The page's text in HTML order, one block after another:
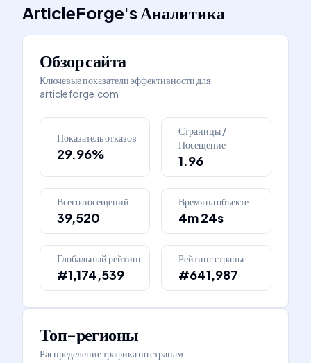
ArticleForge'sАналитика
Обзор сайта
Ключевые показатели эффективности для
articleforge.com
Показатель отказов
29.96%
Страницы /
Посещение
1.96
Всего посещений
39,520
Время на объекте
4m 24s
Глобальный рейтинг
#1,174,539
Рейтинг страны
#641,987
Топ-регионы
Распределение трафика по странам